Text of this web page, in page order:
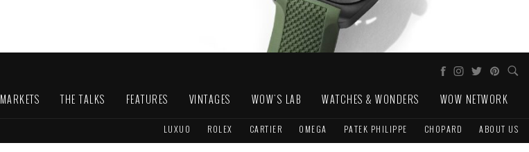
MARKETS THE TALKS FEATURES VINTAGES WOW'S LAB WATCHES & WONDERS WOW NETWORK
LUXUO ROLEX CARTIER OMEGA PATEK PHILIPPE CHOPARD ABOUT US